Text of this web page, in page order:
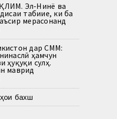
Эл-Нинё ва
табиие, ки ба
мерасонанд
дар СММ:
ҳамчун
ҳуқуқи сулҳ.
маврид
бахш